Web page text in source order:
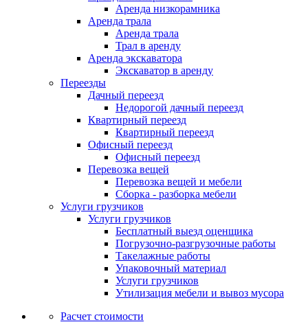
Аренда низкорамника
Аренда трала
Аренда трала
Трал в аренду
Аренда экскаватора
Экскаватор в аренду
Переезды
Дачный переезд
Недорогой дачный переезд
Квартирный переезд
Квартирный переезд
Офисный переезд
Офисный переезд
Перевозка вещей
Перевозка вещей и мебели
Сборка - разборка мебели
Услуги грузчиков
Услуги грузчиков
Бесплатный выезд оценщика
Погрузочно-разгрузочные работы
Такелажные работы
Упаковочный материал
Услуги грузчиков
Утилизация мебели и вывоз мусора
Расчет стоимости